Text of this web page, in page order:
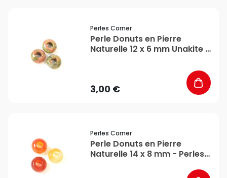
Perles Corner
Perle Donuts en Pierre
Naturelle 12 x 6 mm Unakite -
3,00 €
Perles Corner
Perle Donuts en Pierre
Naturelle 14 x 8 mm - Perles